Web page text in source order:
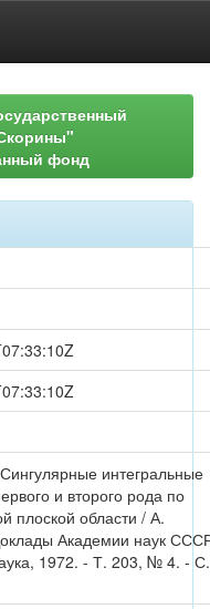
фонд
интегральные
и второго рода по
плоской области / А.
Академии наук
1972. - Т. 203, № 4. - С.